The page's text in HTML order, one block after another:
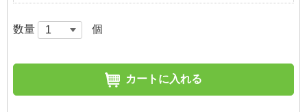
数量 個
カートに入れる